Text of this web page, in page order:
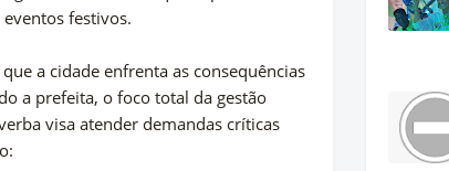
festivos.
a cidade enfrenta as consequências
a prefeita, o foco total da gestão
visa atender demandas críticas